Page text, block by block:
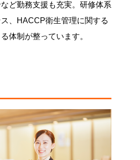
ど勤務支援も充実。研修体系
、HACCP衛生管理に関する
体制が整っています。